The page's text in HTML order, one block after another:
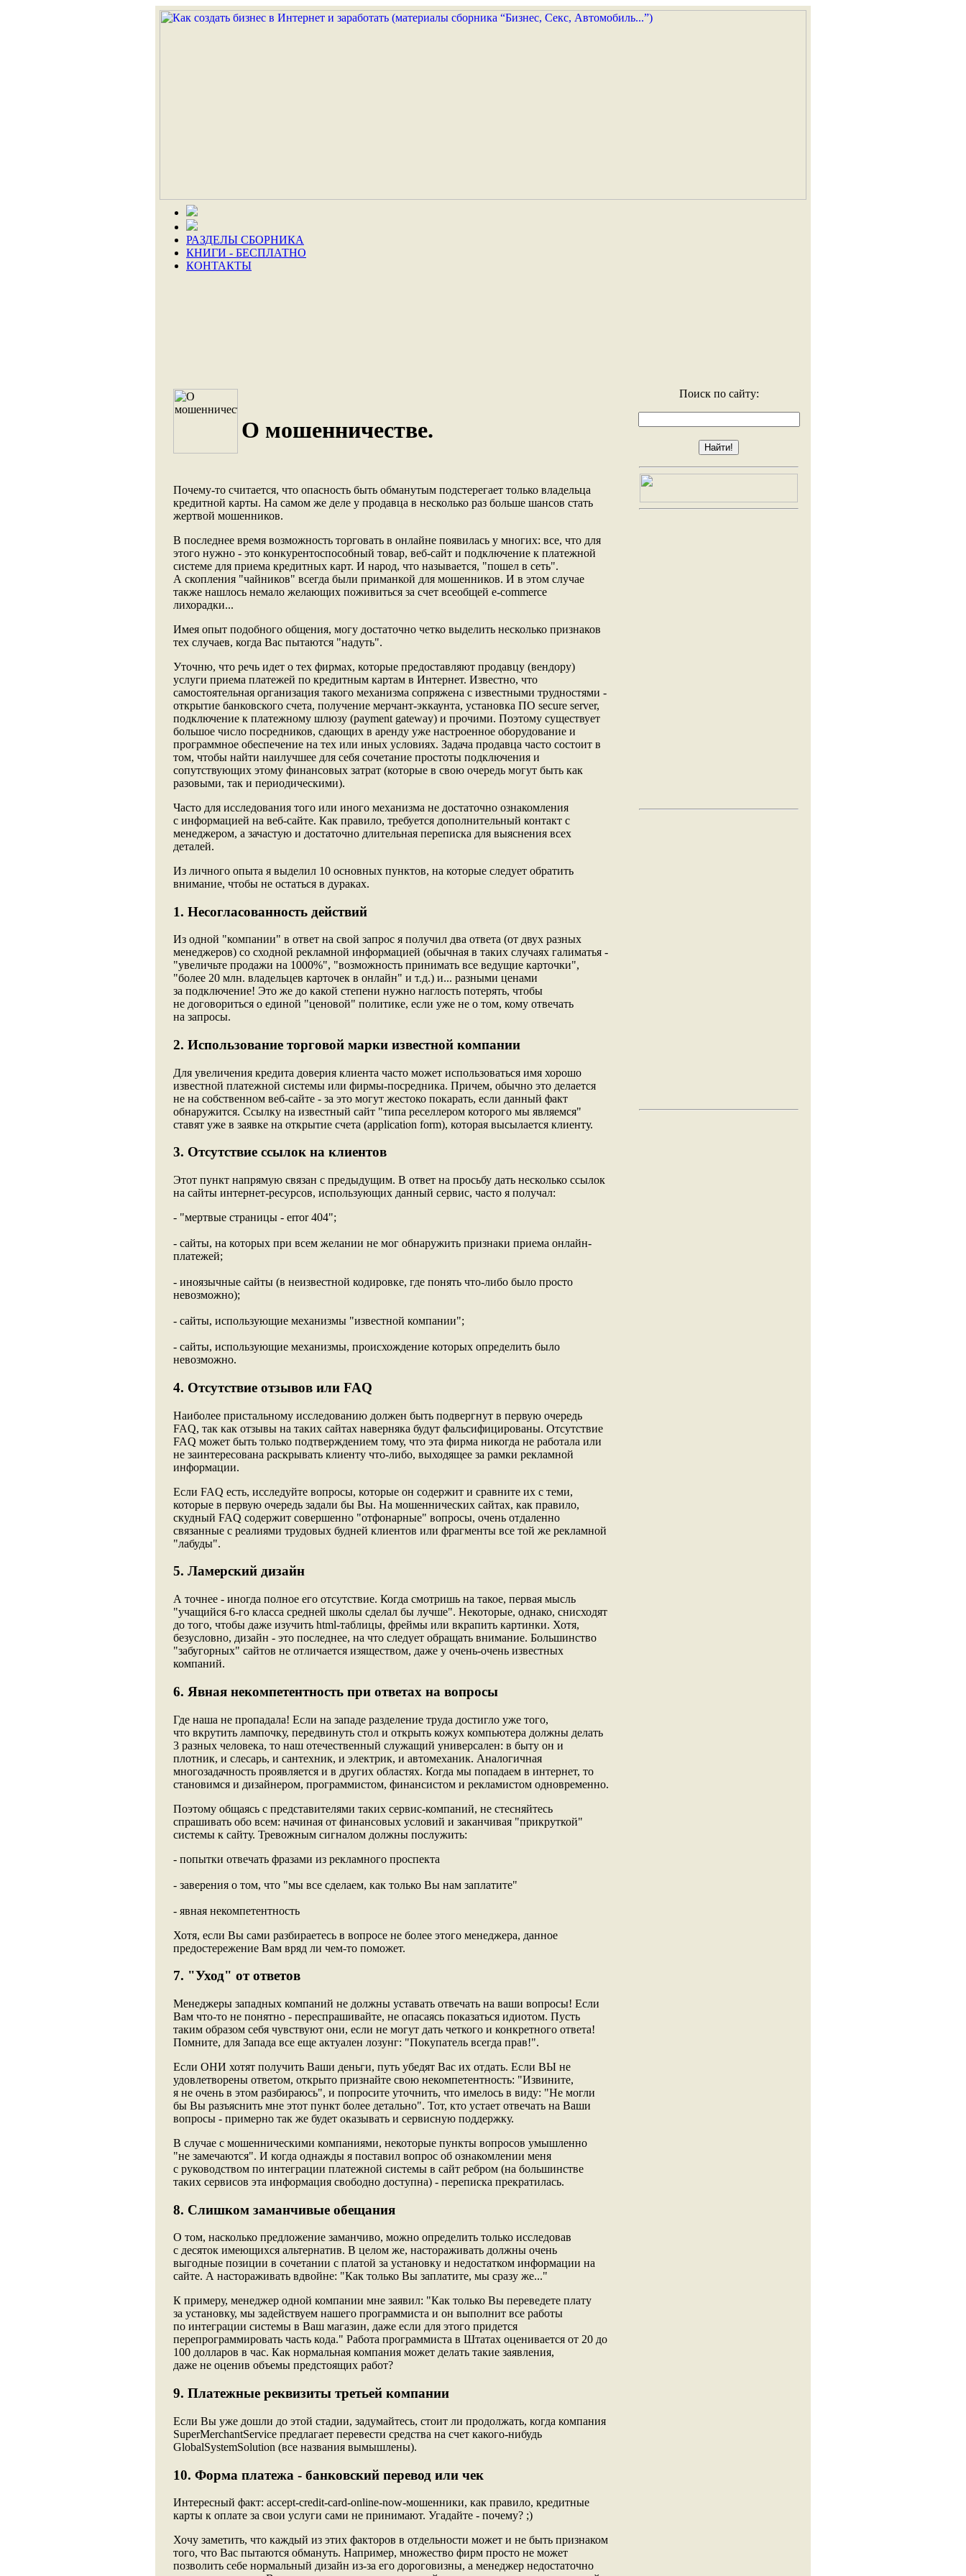
РАЗДЕЛЫ СБОРНИКА
КНИГИ - БЕСПЛАТНО
КОНТАКТЫ
О мошенничестве.
Почему-то считается, что опасность быть обманутым подстерегает только владельца
кредитной карты. На самом же деле у продавца в несколько раз больше шансов стать
жертвой мошенников.
В последнее время возможность торговать в онлайне появилась у многих: все, что для
этого нужно - это конкурентоспособный товар, веб-сайт и подключение к платежной
системе для приема кредитных карт. И народ, что называется, "пошел в сеть".
А скопления "чайников" всегда были приманкой для мошенников. И в этом случае
также нашлось немало желающих поживиться за счет всеобщей e-commerce
лихорадки...
Имея опыт подобного общения, могу достаточно четко выделить несколько признаков
тех случаев, когда Вас пытаются "надуть".
Уточню, что речь идет о тех фирмах, которые предоставляют продавцу (вендору)
услуги приема платежей по кредитным картам в Интернет. Известно, что
самостоятельная организация такого механизма сопряжена с известными трудностями -
открытие банковского счета, получение мерчант-эккаунта, установка ПО secure server,
подключение к платежному шлюзу (payment gateway) и прочими. Поэтому существует
большое число посредников, сдающих в аренду уже настроенное оборудование и
программное обеспечение на тех или иных условиях. Задача продавца часто состоит в
том, чтобы найти наилучшее для себя сочетание простоты подключения и
сопутствующих этому финансовых затрат (которые в свою очередь могут быть как
разовыми, так и периодическими).
Часто для исследования того или иного механизма не достаточно ознакомления
с информацией на веб-сайте. Как правило, требуется дополнительный контакт с
менеджером, а зачастую и достаточно длительная переписка для выяснения всех
деталей.
Из личного опыта я выделил 10 основных пунктов, на которые следует обратить
внимание, чтобы не остаться в дураках.
1. Несогласованность действий
Из одной "компании" в ответ на свой запрос я получил два ответа (от двух разных
менеджеров) со сходной рекламной информацией (обычная в таких случаях галиматья -
"увеличьте продажи на 1000%", "возможность принимать все ведущие карточки",
"более 20 млн. владельцев карточек в онлайн" и т.д.) и... разными ценами
за подключение! Это же до какой степени нужно наглость потерять, чтобы
не договориться о единой "ценовой" политике, если уже не о том, кому отвечать
на запросы.
2. Использование торговой марки известной компании
Для увеличения кредита доверия клиента часто может использоваться имя хорошо
известной платежной системы или фирмы-посредника. Причем, обычно это делается
не на собственном веб-сайте - за это могут жестоко покарать, если данный факт
обнаружится. Ссылку на известный сайт "типа реселлером которого мы являемся"
ставят уже в заявке на открытие счета (application form), которая высылается клиенту.
3. Отсутствие ссылок на клиентов
Этот пункт напрямую связан с предыдущим. В ответ на просьбу дать несколько ссылок
на сайты интернет-ресурсов, использующих данный сервис, часто я получал:
- "мертвые страницы - error 404";
- сайты, на которых при всем желании не мог обнаружить признаки приема онлайн-
платежей;
- иноязычные сайты (в неизвестной кодировке, где понять что-либо было просто
невозможно);
- сайты, использующие механизмы "известной компании";
- сайты, использующие механизмы, происхождение которых определить было
невозможно.
4. Отсутствие отзывов или FAQ
Наиболее пристальному исследованию должен быть подвергнут в первую очередь
FAQ, так как отзывы на таких сайтах наверняка будут фальсифицированы. Отсутствие
FAQ может быть только подтверждением тому, что эта фирма никогда не работала или
не заинтересована раскрывать клиенту что-либо, выходящее за рамки рекламной
информации.
Если FAQ есть, исследуйте вопросы, которые он содержит и сравните их с теми,
которые в первую очередь задали бы Вы. На мошеннических сайтах, как правило,
скудный FAQ содержит совершенно "отфонарные" вопросы, очень отдаленно
связанные с реалиями трудовых будней клиентов или фрагменты все той же рекламной
"лабуды".
5. Ламерский дизайн
А точнее - иногда полное его отсутствие. Когда смотришь на такое, первая мысль
"учащийся 6-го класса средней школы сделал бы лучше". Некоторые, однако, снисходят
до того, чтобы даже изучить html-таблицы, фреймы или вкрапить картинки. Хотя,
безусловно, дизайн - это последнее, на что следует обращать внимание. Большинство
"забугорных" сайтов не отличается изяществом, даже у очень-очень известных
компаний.
6. Явная некомпетентность при ответах на вопросы
Где наша не пропадала! Если на западе разделение труда достигло уже того,
что вкрутить лампочку, передвинуть стол и открыть кожух компьютера должны делать
3 разных человека, то наш отечественный служащий универсален: в быту он и
плотник, и слесарь, и сантехник, и электрик, и автомеханик. Аналогичная
многозадачность проявляется и в других областях. Когда мы попадаем в интернет, то
становимся и дизайнером, программистом, финансистом и рекламистом одновременно.
Поэтому общаясь с представителями таких сервис-компаний, не стесняйтесь
спрашивать обо всем: начиная от финансовых условий и заканчивая "прикруткой"
системы к сайту. Тревожным сигналом должны послужить:
- попытки отвечать фразами из рекламного проспекта
- заверения о том, что "мы все сделаем, как только Вы нам заплатите"
- явная некомпетентность
Хотя, если Вы сами разбираетесь в вопросе не более этого менеджера, данное
предостережение Вам вряд ли чем-то поможет.
7. "Уход" от ответов
Менеджеры западных компаний не должны уставать отвечать на ваши вопросы! Если
Вам что-то не понятно - переспрашивайте, не опасаясь показаться идиотом. Пусть
таким образом себя чувствуют они, если не могут дать четкого и конкретного ответа!
Помните, для Запада все еще актуален лозунг: "Покупатель всегда прав!".
Если ОНИ хотят получить Ваши деньги, путь убедят Вас их отдать. Если ВЫ не
удовлетворены ответом, открыто признайте свою некомпетентность: "Извините,
я не очень в этом разбираюсь", и попросите уточнить, что имелось в виду: "Не могли
бы Вы разъяснить мне этот пункт более детально". Тот, кто устает отвечать на Ваши
вопросы - примерно так же будет оказывать и сервисную поддержку.
В случае с мошенническими компаниями, некоторые пункты вопросов умышленно
"не замечаются". И когда однажды я поставил вопрос об ознакомлении меня
с руководством по интеграции платежной системы в сайт ребром (на большинстве
таких сервисов эта информация свободно доступна) - переписка прекратилась.
8. Слишком заманчивые обещания
О том, насколько предложение заманчиво, можно определить только исследовав
с десяток имеющихся альтернатив. В целом же, настораживать должны очень
выгодные позиции в сочетании с платой за установку и недостатком информации на
сайте. А настораживать вдвойне: "Как только Вы заплатите, мы сразу же..."
К примеру, менеджер одной компании мне заявил: "Как только Вы переведете плату
за установку, мы задействуем нашего программиста и он выполнит все работы
по интеграции системы в Ваш магазин, даже если для этого придется
перепрограммировать часть кода." Работа программиста в Штатах оценивается от 20 до
100 долларов в час. Как нормальная компания может делать такие заявления,
даже не оценив объемы предстоящих работ?
9. Платежные реквизиты третьей компании
Если Вы уже дошли до этой стадии, задумайтесь, стоит ли продолжать, когда компания
SuperMerchantService предлагает перевести средства на счет какого-нибудь
GlobalSystemSolution (все названия вымышлены).
10. Форма платежа - банковский перевод или чек
Интересный факт: accept-credit-card-online-now-мошенники, как правило, кредитные
карты к оплате за свои услуги сами не принимают. Угадайте - почему? ;)
Хочу заметить, что каждый из этих факторов в отдельности может и не быть признаком
того, что Вас пытаются обмануть. Например, множество фирм просто не может
позволить себе нормальный дизайн из-за его дороговизны, а менеджер недостаточно
Поиск по сайту: